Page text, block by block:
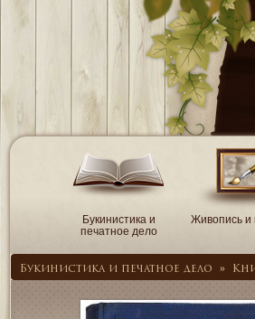
Букинистика и
печатное дело
Живопись и
Букинистика и печатное дело »